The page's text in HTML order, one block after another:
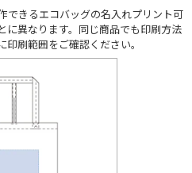
できるエコバッグの名入れプリント可
に異なります。同じ商品でも印刷方法
刷範囲をご確認ください。